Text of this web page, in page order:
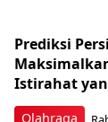
Olahraga
Prediksi
Istirahat